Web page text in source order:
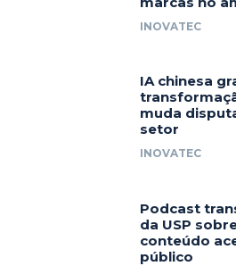
INOVATEC
IA chinesa
muda
setor
INOVATEC
Podcast
da USP
conteúdo
público